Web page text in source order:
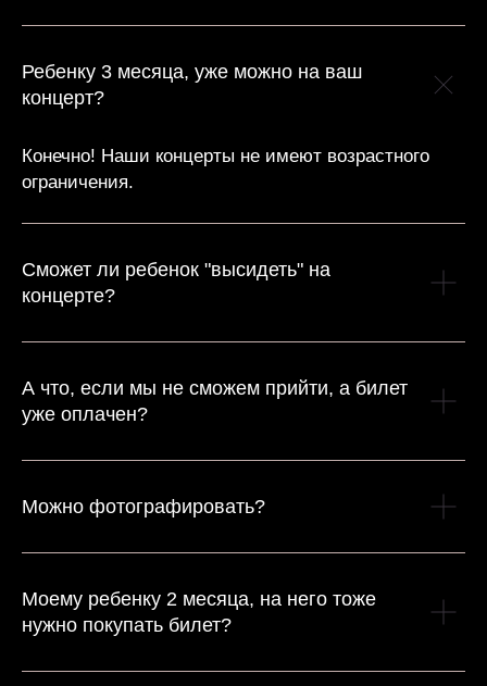
Ребенку 3 месяца, уже можно на ваш
концерт?
Конечно! Наши концерты не имеют возрастного
ограничения.
Сможет ли ребенок "высидеть" на
концерте?
А что, если мы не сможем прийти, а билет
уже оплачен?
Можно фотографировать?
Моему ребенку 2 месяца, на него тоже
нужно покупать билет?